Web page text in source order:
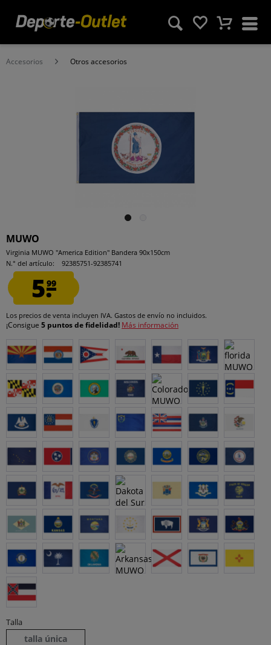
Accesorios Otros accesorios
MUWO
Virginia MUWO "America Edition" Bandera 90x150cm
N.° del artículo:
92385751-92385741
5.99
Los precios de venta incluyen IVA. Gastos de envío no incluidos.
¡Consigue 5 puntos de fidelidad! Más información
Talla
talla única